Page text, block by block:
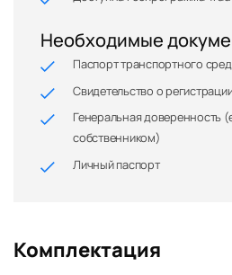
Необходимые
Паспорт транспортного
Свидетельство о
Генеральная доверенность
собственником)
Личный паспорт
Комплектация